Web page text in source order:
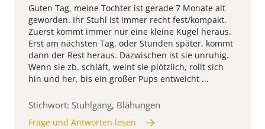
Guten Tag, meine Tochter ist gerade 7 Monate alt
geworden. Ihr Stuhl ist immer recht fest/kompakt.
Zuerst kommt immer nur eine kleine Kugel heraus.
Erst am nächsten Tag, oder Stunden später, kommt
dann der Rest heraus. Dazwischen ist sie unruhig.
Wenn sie zb. schläft, weint sie plötzlich, rollt sich
hin und her, bis ein großer Pups entweicht ...
Stichwort: Stuhlgang, Blähungen
Frage und Antworten lesen